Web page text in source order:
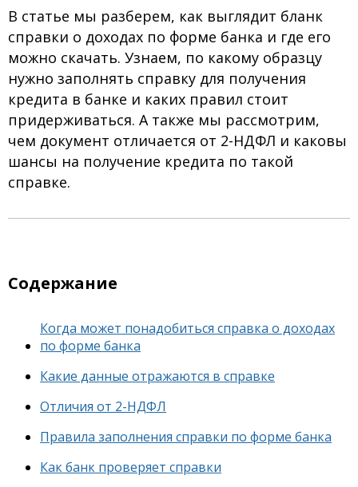
В статье мы разберем, как выглядит бланк
справки о доходах по форме банка и где его
можно скачать. Узнаем, по какому образцу
нужно заполнять справку для получения
кредита в банке и каких правил стоит
придерживаться. А также мы рассмотрим,
чем документ отличается от 2-НДФЛ и каковы
шансы на получение кредита по такой
справке.
Содержание
Когда может понадобиться справка о доходах
по форме банка
Какие данные отражаются в справке
Отличия от 2-НДФЛ
Правила заполнения справки по форме банка
Как банк проверяет справки